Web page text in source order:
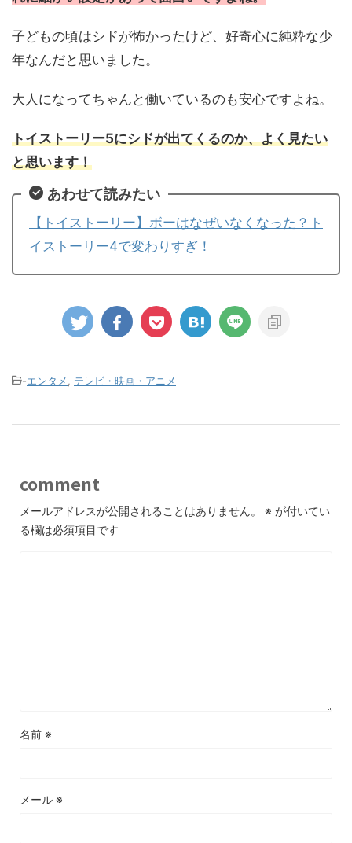
子どもの頃はシドが怖かったけど、好奇心に純粋な少
年なんだと思いました。
大人になってちゃんと働いているのも安心ですよね。
トイストーリー5にシドが出てくるのか、よく見たい
と思います！
あわせて読みたい
【トイストーリー】ボーはなぜいなくなった？ト
イストーリー4で変わりすぎ！
-エンタメ テレビ・映画・アニメ
comment
メールアドレスが公開されることはありません。 ※ が付いてい
る欄は必須項目です
名前 ※
メール ※